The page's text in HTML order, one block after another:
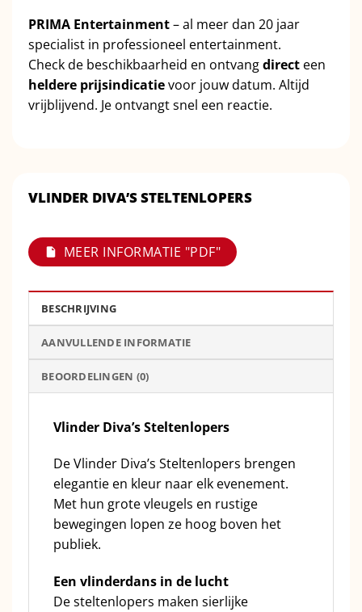
PRIMA Entertainment– al meer dan 20 jaar
specialist in professioneel entertainment.
Check de beschikbaarheid en ontvangdirect een
heldere prijsindicatievoor jouw datum. Altijd
vrijblijvend. Je ontvangt snel een reactie.
VLINDER DIVA’S STELTENLOPERS
MEER INFORMATIE "PDF"
BESCHRIJVING
AANVULLENDE INFORMATIE
BEOORDELINGEN (0)
Vlinder Diva’s Steltenlopers
De Vlinder Diva’s Steltenlopers brengen
elegantie en kleur naar elk evenement.
Met hun grote vleugels en rustige
bewegingen lopen ze hoog boven het
publiek.
Een vlinderdans in de lucht
De steltenlopers maken sierlijke